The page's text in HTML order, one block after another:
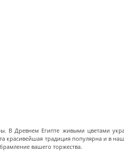
В Древнем Египте живыми цветами
красивейшая традиция популярна и в
вашего торжества.